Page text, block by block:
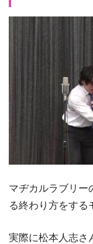
マヂカルラブリー
る終わり方をする
実際に松本人志さ